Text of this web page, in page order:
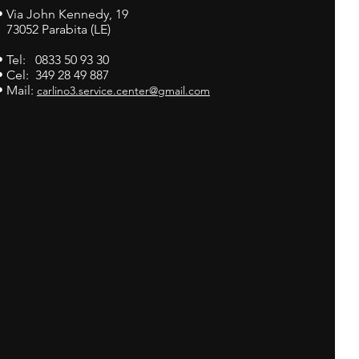
Via John Kennedy, 19
73052 Parabita (LE)
Tel: 0833 50 93 30
Cel: 349 28 49 887
Mail: carlino3.service.center@gmail.com